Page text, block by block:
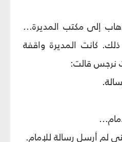
إلى مكتب المديرة...
كانت المديرة واقفة
نرجس قالت:
لم أرسل رسالة للإمام.